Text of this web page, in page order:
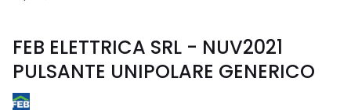
FEB ELETTRICA SRL - NUV2021
PULSANTE UNIPOLARE GENERICO